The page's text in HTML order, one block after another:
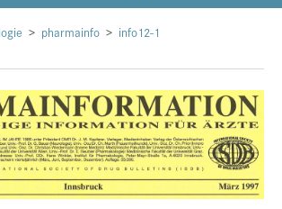
Lehre
pharmainfo info12-1